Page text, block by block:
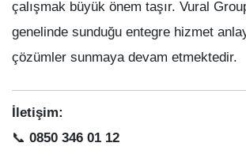
çalışmak büyük önem taşır. Vural
genelinde sunduğu entegre hizmet
çözümler sunmaya devam etmektedir.
İletişim:
📞 0850 346 01 12